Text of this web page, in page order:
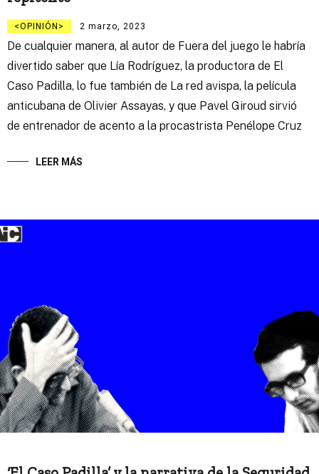
OPINIÓN 2 marzo, 2023
De cualquier manera, al autor de Fuera del juego le habría
divertido saber que Lía Rodríguez, la productora de El
Caso Padilla, lo fue también de La red avispa, la película
anticubana de Olivier Assayas, y que Pavel Giroud sirvió
de entrenador de acento a la procastrista Penélope Cruz
LEER MÁS